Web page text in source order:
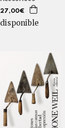
27,00€
disponible